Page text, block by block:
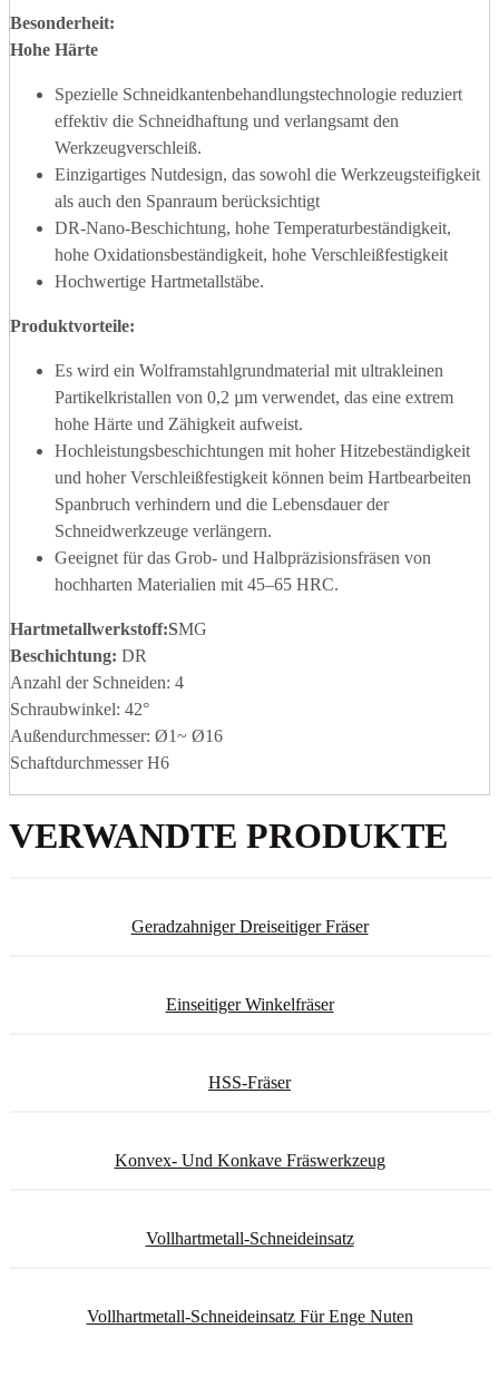
Besonderheit:
Hohe Härte
Spezielle Schneidkantenbehandlungstechnologie reduziert
effektiv die Schneidhaftung und verlangsamt den
Werkzeugverschleiß.
Einzigartiges Nutdesign, das sowohl die Werkzeugsteifigkeit
als auch den Spanraum berücksichtigt
DR-Nano-Beschichtung, hohe Temperaturbeständigkeit,
hohe Oxidationsbeständigkeit, hohe Verschleißfestigkeit
Hochwertige Hartmetallstäbe.
Produktvorteile:
Es wird ein Wolframstahlgrundmaterial mit ultrakleinen
Partikelkristallen von 0,2 µm verwendet, das eine extrem
hohe Härte und Zähigkeit aufweist.
Hochleistungsbeschichtungen mit hoher Hitzebeständigkeit
und hoher Verschleißfestigkeit können beim Hartbearbeiten
Spanbruch verhindern und die Lebensdauer der
Schneidwerkzeuge verlängern.
Geeignet für das Grob- und Halbpräzisionsfräsen von
hochharten Materialien mit 45–65 HRC.
Hartmetallwerkstoff:SMG
Beschichtung: DR
Anzahl der Schneiden: 4
Schraubwinkel: 42°
Außendurchmesser: Ø1~ Ø16
Schaftdurchmesser H6
VERWANDTE PRODUKTE
Geradzahniger Dreiseitiger Fräser
Einseitiger Winkelfräser
HSS-Fräser
Konvex- Und Konkave Fräswerkzeug
Vollhartmetall-Schneideinsatz
Vollhartmetall-Schneideinsatz Für Enge Nuten